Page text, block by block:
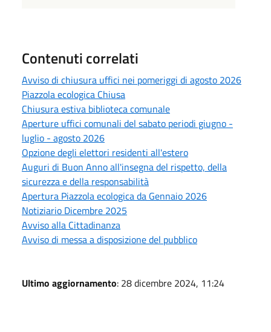
Contenuti correlati
Avviso di chiusura uffici nei pomeriggi di agosto 2026
Piazzola ecologica Chiusa
Chiusura estiva biblioteca comunale
Aperture uffici comunali del sabato periodi giugno -
luglio - agosto 2026
Opzione degli elettori residenti all'estero
Auguri di Buon Anno all'insegna del rispetto, della
sicurezza e della responsabilità
Apertura Piazzola ecologica da Gennaio 2026
Notiziario Dicembre 2025
Avviso alla Cittadinanza
Avviso di messa a disposizione del pubblico
Ultimo aggiornamento: 28 dicembre 2024, 11:24